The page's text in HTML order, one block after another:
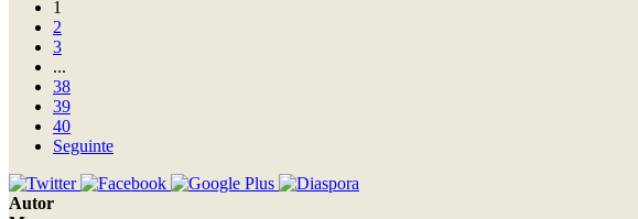
1
2
3
...
38
39
40
Seguinte
Autor